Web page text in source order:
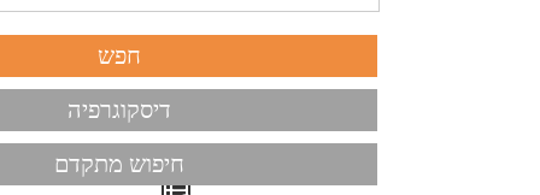
דיסקוגרפיה
חיפוש מתקדם